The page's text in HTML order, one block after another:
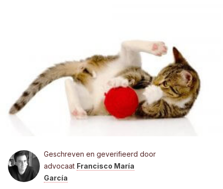
Geschreven en geverifieerd door
advocaat Francisco María
García